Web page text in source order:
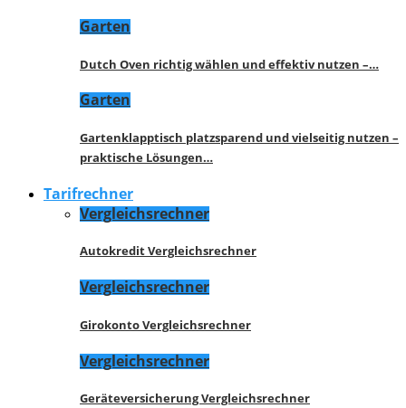
Garten
Dutch Oven richtig wählen und effektiv nutzen –…
Garten
Gartenklapptisch platzsparend und vielseitig nutzen –
praktische Lösungen…
Tarifrechner
Vergleichsrechner
Autokredit Vergleichsrechner
Vergleichsrechner
Girokonto Vergleichsrechner
Vergleichsrechner
Geräteversicherung Vergleichsrechner